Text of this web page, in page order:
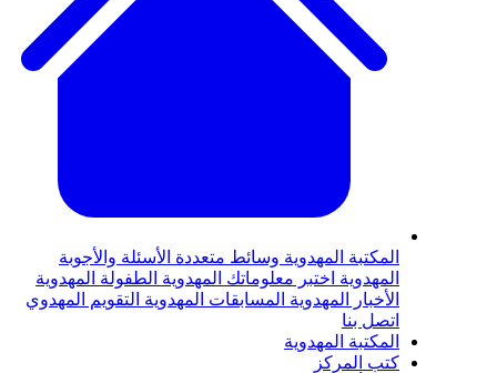
المكتبة المهدوية وسائط متعددة الأسئلة والأجوبة
المهدوية اختبر معلوماتك المهدوية الطفولة المهدوية
الأخبار المهدوية المسابقات المهدوية التقويم المهدوي
اتصل بنا
المكتبة المهدوية
كتب المركز